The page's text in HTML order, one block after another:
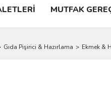
MUTFAK
Gıda Pişirici & Hazırlama Ekmek &